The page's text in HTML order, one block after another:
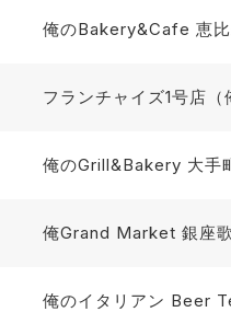
俺のBakery&Cafe 恵
フランチャイズ1号店
俺のGrill&Bakery 大
俺Grand Market 銀座
俺のイタリアン Beer